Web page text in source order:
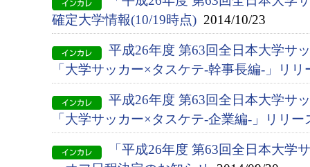
確定大学情報(10/19時点) 2014/10/23
平成26年度 第63回全日本大学サ
「大学サッカー×タスケテ-幹事長編-」リリ
平成26年度 第63回全日本大学サ
「大学サッカー×タスケテ-企業編-」リリー
「平成26年度 第63回全日本大学